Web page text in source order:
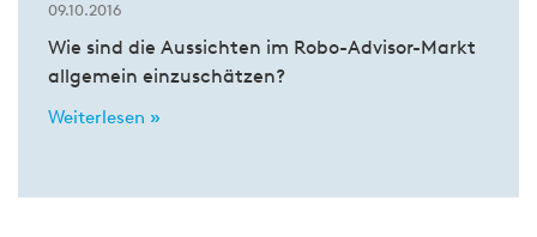
09.10.2016
Wie sind die Aussichten im Robo-Advisor-Markt
allgemein einzuschätzen?
Weiterlesen »